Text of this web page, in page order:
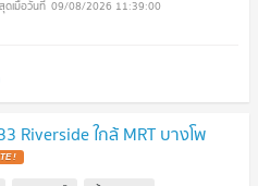
09/08/2026 11:39:00
Riverside ใกล้ MRT บางโพ
!